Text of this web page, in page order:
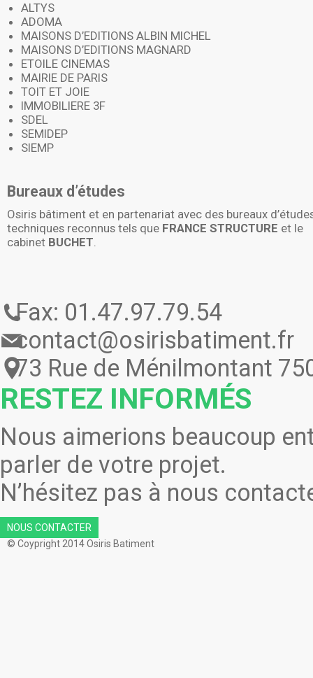
ALTYS
ADOMA
MAISONS D’EDITIONS ALBIN MICHEL
MAISONS D’EDITIONS MAGNARD
ETOILE CINEMAS
MAIRIE DE PARIS
TOIT ET JOIE
IMMOBILIERE 3F
SDEL
SEMIDEP
SIEMP
Bureaux d’études
Osiris bâtiment et en partenariat avec des bureaux
techniques reconnus tels que FRANCE STRUCTURE et le
cabinet BUCHET.
Fax: 01.47.97.79.54
contact@osirisbatiment.fr
73 Rue de Ménilmontant
RESTEZ INFORMÉS
Nous aimerions beaucoup
parler de votre projet.
N’hésitez pas à nous
NOUS CONTACTER
© Coypright 2014 Osiris Batiment